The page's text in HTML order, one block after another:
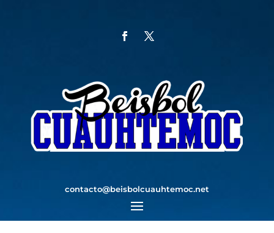
contacto@beisbolcuauhtemoc.net